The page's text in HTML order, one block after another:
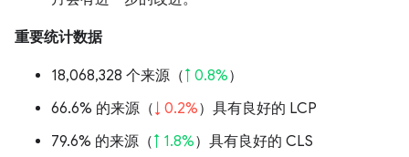
重要统计数据
18,068,328 个来源（↑ 0.8%）
66.6% 的来源（↓ 0.2%）具有良好的 LCP
79.6% 的来源（↑ 1.8%）具有良好的 CLS